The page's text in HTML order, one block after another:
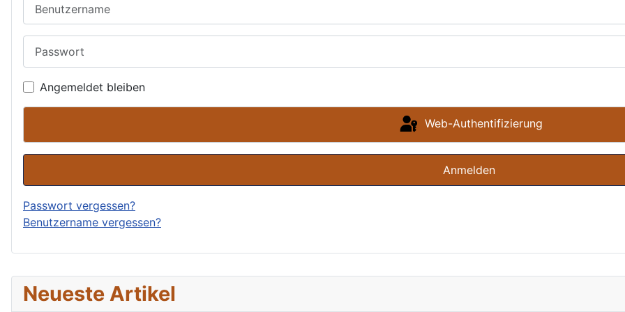
Neueste Artikel
Angemeldet bleiben
Web-Authentifizierung
Anmelden
Passwort vergessen?
Benutzername vergessen?